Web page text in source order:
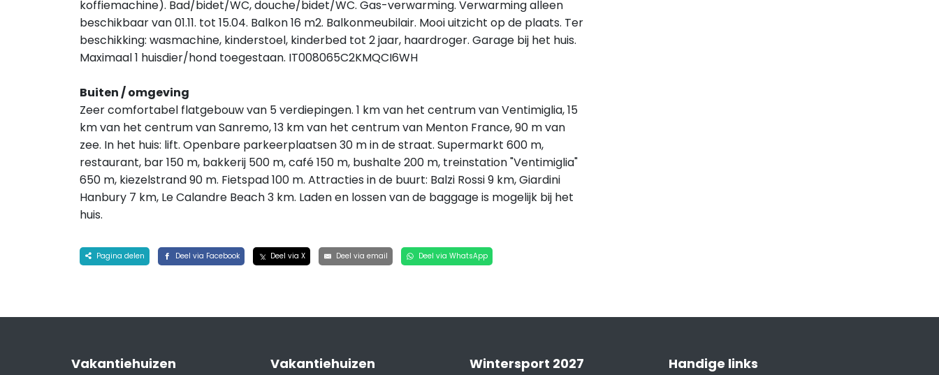
koffiemachine). Bad/bidet/WC, douche/bidet/WC. Gas-verwarming. Verwarming alleen
beschikbaar van 01.11. tot 15.04. Balkon 16 m2. Balkonmeubilair. Mooi uitzicht op de plaats. Ter
beschikking: wasmachine, kinderstoel, kinderbed tot 2 jaar, haardroger. Garage bij het huis.
Maximaal 1 huisdier/hond toegestaan. IT008065C2KMQCI6WH
Buiten / omgeving
Zeer comfortabel flatgebouw van 5 verdiepingen. 1 km van het centrum van Ventimiglia, 15
km van het centrum van Sanremo, 13 km van het centrum van Menton France, 90 m van
zee. In het huis: lift. Openbare parkeerplaatsen 30 m in de straat. Supermarkt 600 m,
restaurant, bar 150 m, bakkerij 500 m, café 150 m, bushalte 200 m, treinstation "Ventimiglia"
650 m, kiezelstrand 90 m. Fietspad 100 m. Attracties in de buurt: Balzi Rossi 9 km, Giardini
Hanbury 7 km, Le Calandre Beach 3 km. Laden en lossen van de baggage is mogelijk bij het
huis.
Pagina delen Deel via Facebook Deel via X Deel via email Deel via WhatsApp
Vakantiehuizen Vakantiehuizen Wintersport 2027 Handige links